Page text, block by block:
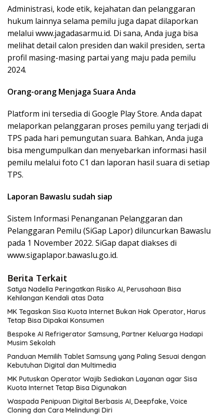
Administrasi, kode etik, kejahatan dan pelanggaran
hukum lainnya selama pemilu juga dapat dilaporkan
melalui www.jagadasarmu.id. Di sana, Anda juga bisa
melihat detail calon presiden dan wakil presiden, serta
profil masing-masing partai yang maju pada pemilu
2024.
Orang-orang Menjaga Suara Anda
Platform ini tersedia di Google Play Store. Anda dapat
melaporkan pelanggaran proses pemilu yang terjadi di
TPS pada hari pemungutan suara. Bahkan, Anda juga
bisa mengumpulkan dan menyebarkan informasi hasil
pemilu melalui foto C1 dan laporan hasil suara di setiap
TPS.
Laporan Bawaslu sudah siap
Sistem Informasi Penanganan Pelanggaran dan
Pelanggaran Pemilu (SiGap Lapor) diluncurkan Bawaslu
pada 1 November 2022. SiGap dapat diakses di
www.sigaplapor.bawaslu.go.id.
Berita Terkait
Satya Nadella Peringatkan Risiko AI, Perusahaan Bisa
Kehilangan Kendali atas Data
MK Tegaskan Sisa Kuota Internet Bukan Hak Operator, Harus
Tetap Bisa Dipakai Konsumen
Bespoke AI Refrigerator Samsung, Partner Keluarga Hadapi
Musim Sekolah
Panduan Memilih Tablet Samsung yang Paling Sesuai dengan
Kebutuhan Digital dan Multimedia
MK Putuskan Operator Wajib Sediakan Layanan agar Sisa
Kuota Internet Tetap Bisa Digunakan
Waspada Penipuan Digital Berbasis AI, Deepfake, Voice
Cloning dan Cara Melindungi Diri